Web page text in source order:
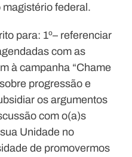
federal.
para: 1º– referenciar
com as
à campanha “Chame
progressão e
os argumentos
com o(a)s
Unidade no
de promovermos